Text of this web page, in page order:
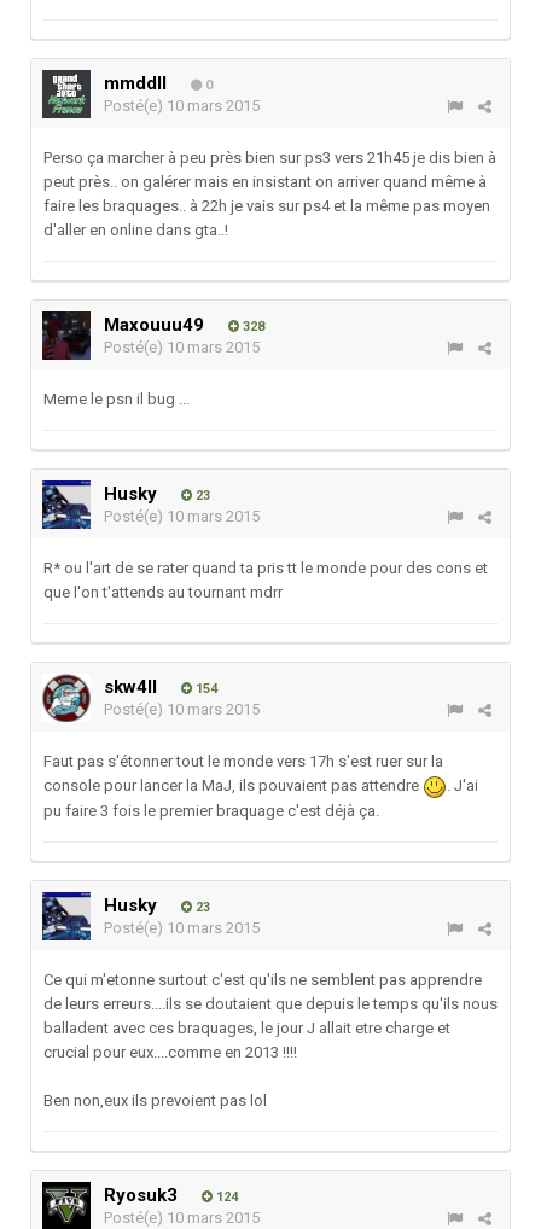
mmddll 0
Posté(e) 10 mars 2015
Perso ça marcher à peu près bien sur ps3 vers 21h45 je dis bien à
peut près.. on galérer mais en insistant on arriver quand même à
faire les braquages.. à 22h je vais sur ps4 et la même pas moyen
d'aller en online dans gta..!
Maxouuu49 328
Posté(e) 10 mars 2015
Meme le psn il bug ...
Husky 23
Posté(e) 10 mars 2015
R* ou l'art de se rater quand ta pris tt le monde pour des cons et
que l'on t'attends au tournant mdrr
skw4ll 154
Posté(e) 10 mars 2015
Faut pas s'étonner tout le monde vers 17h s'est ruer sur la
console pour lancer la MaJ, ils pouvaient pas attendre
. J'ai
pu faire 3 fois le premier braquage c'est déjà ça.
Husky 23
Posté(e) 10 mars 2015
Ce qui m'etonne surtout c'est qu'ils ne semblent pas apprendre
de leurs erreurs....ils se doutaient que depuis le temps qu'ils nous
balladent avec ces braquages, le jour J allait etre charge et
crucial pour eux....comme en 2013 !!!!
Ben non,eux ils prevoient pas lol
Ryosuk3 124
Posté(e) 10 mars 2015